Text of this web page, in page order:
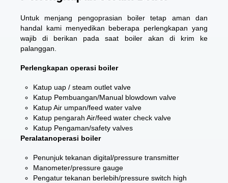
Untuk menjang pengoprasian boiler tetap aman dan
handal kami menyedikan beberapa perlengkapan yang
wajib di berikan pada saat boiler akan di krim ke
palanggan.
Perlengkapan operasi boiler
Katup uap / steam outlet valve
Katup Pembuangan/Manual blowdown valve
Katup Air umpan/feed water valve
Katup pengarah Air/feed water check valve
Katup Pengaman/safety valves
Peralatanoperasi boiler
Penunjuk tekanan digital/pressure transmitter
Manometer/pressure gauge
Pengatur tekanan berlebih/pressure switch high